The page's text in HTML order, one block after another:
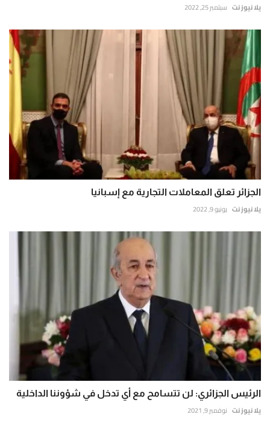
يلا نيوز نت سبتمبر 25, 2022
الجزائر تعلق المعاملات التجارية مع إسبانيا
يلا نيوز نت يونيو 9, 2022
الرئيس الجزائري: لن تتسامح مع أي تدخل في شؤوننا الداخلية
يلا نيوز نت نوفمبر 9, 2021